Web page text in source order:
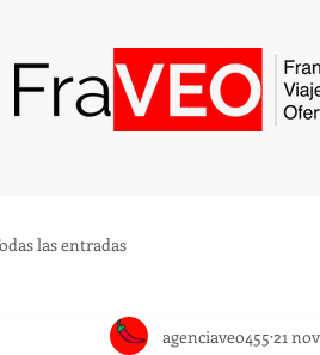
las entradas
agenciaveo455 21